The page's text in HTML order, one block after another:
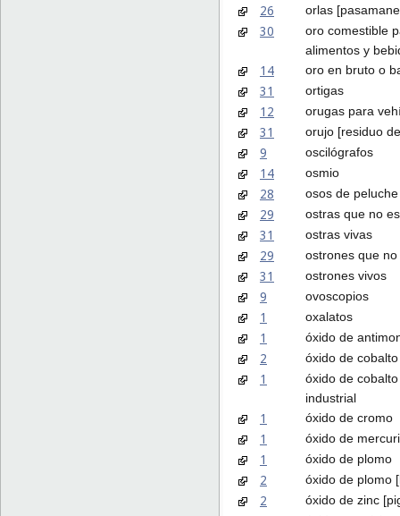
26 orlas
30
oro comestible
alimentos y
14 oro en bruto o
31 ortigas
12 orugas para
31 orujo [residuo
9 oscilógrafos
14 osmio
28 osos de peluche
29 ostras que no
31 ostras vivas
29 ostrones que
31 ostrones vivos
9 ovoscopios
1 oxalatos
1 óxido de
2 óxido de
1
óxido de
industrial
1 óxido de cromo
1 óxido de
1 óxido de plomo
2 óxido de plomo
2 óxido de zinc